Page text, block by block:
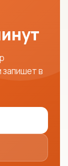
запишет в